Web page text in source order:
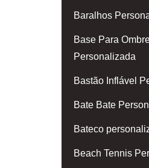
Baralhos
Base Para
Personalizada
Bastão Inflável
Bate Bate
Bateco
Beach Tennis